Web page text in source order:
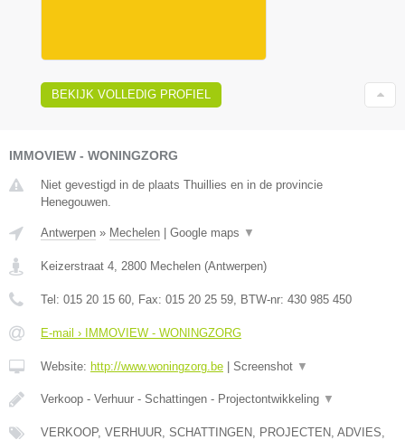
BEKIJK VOLLEDIG PROFIEL
IMMOVIEW - WONINGZORG
Niet gevestigd in de plaats Thuillies en in de provincie
Henegouwen.
Antwerpen » Mechelen Google maps ▼
Keizerstraat 4 2800 Mechelen (Antwerpen)
Tel: 015 20 15 60 , Fax: 015 20 25 59 , BTW-nr: 430 985 450
E-mail › IMMOVIEW - WONINGZORG
Website: http://www.woningzorg.be Screenshot ▼
Verkoop - Verhuur - Schattingen - Projectontwikkeling ▼
VERKOOP, VERHUUR, SCHATTINGEN, PROJECTEN, ADVIES,